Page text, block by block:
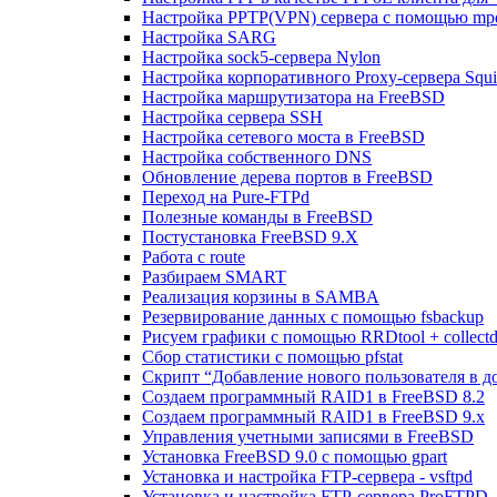
Настройка PPTP(VPN) сервера с помощью
Настройка SARG
Настройка sock5-сервера Nylon
Настройка корпоративного Proxy-сервера
Настройка маршрутизатора на FreeBSD
Настройка сервера SSH
Настройка сетевого моста в FreeBSD
Настройка собственного DNS
Обновление дерева портов в FreeBSD
Переход на Pure-FTPd
Полезные команды в FreeBSD
Постустановка FreeBSD 9.X
Работа с route
Разбираем SMART
Реализация корзины в SAMBA
Резервирование данных с помощью fsbackup
Рисуем графики с помощью RRDtool + collectd
Сбор статистики с помощью pfstat
Скрипт “Добавление нового пользователя в
Создаем программный RAID1 в FreeBSD 8.2
Создаем программный RAID1 в FreeBSD 9.x
Управления учетными записями в FreeBSD
Установка FreeBSD 9.0 с помощью gpart
Установка и настройка FTP-сервера - vsftpd